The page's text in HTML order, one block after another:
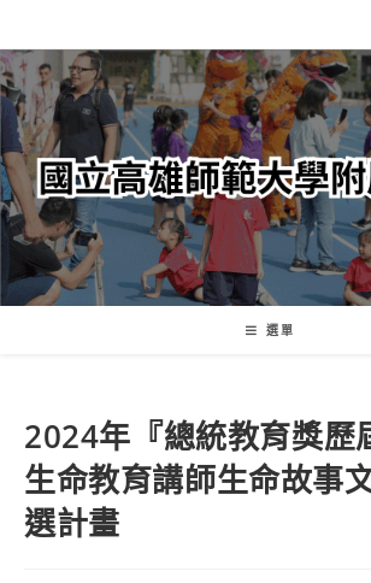
轉
至
主
內
容
選單
2024年『總統教育獎歷
生命教育講師生命故事
選計畫